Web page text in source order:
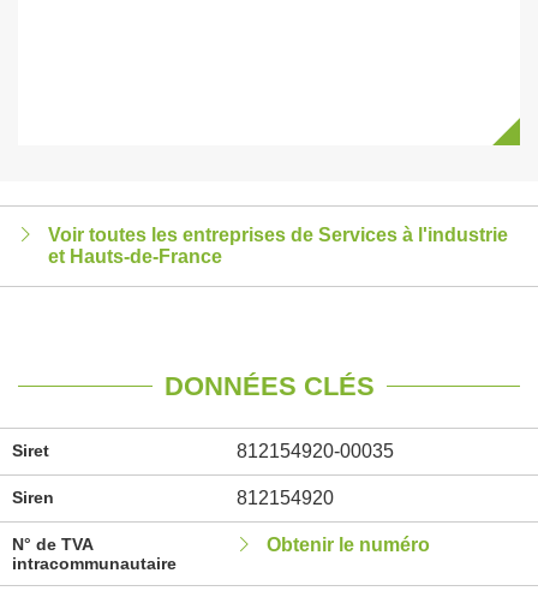
Voir toutes les entreprises de Services à l'industrie
et Hauts-de-France
DONNÉES CLÉS
Siret 812154920-00035
Siren 812154920
N° de TVA
intracommunautaire
Obtenir le numéro